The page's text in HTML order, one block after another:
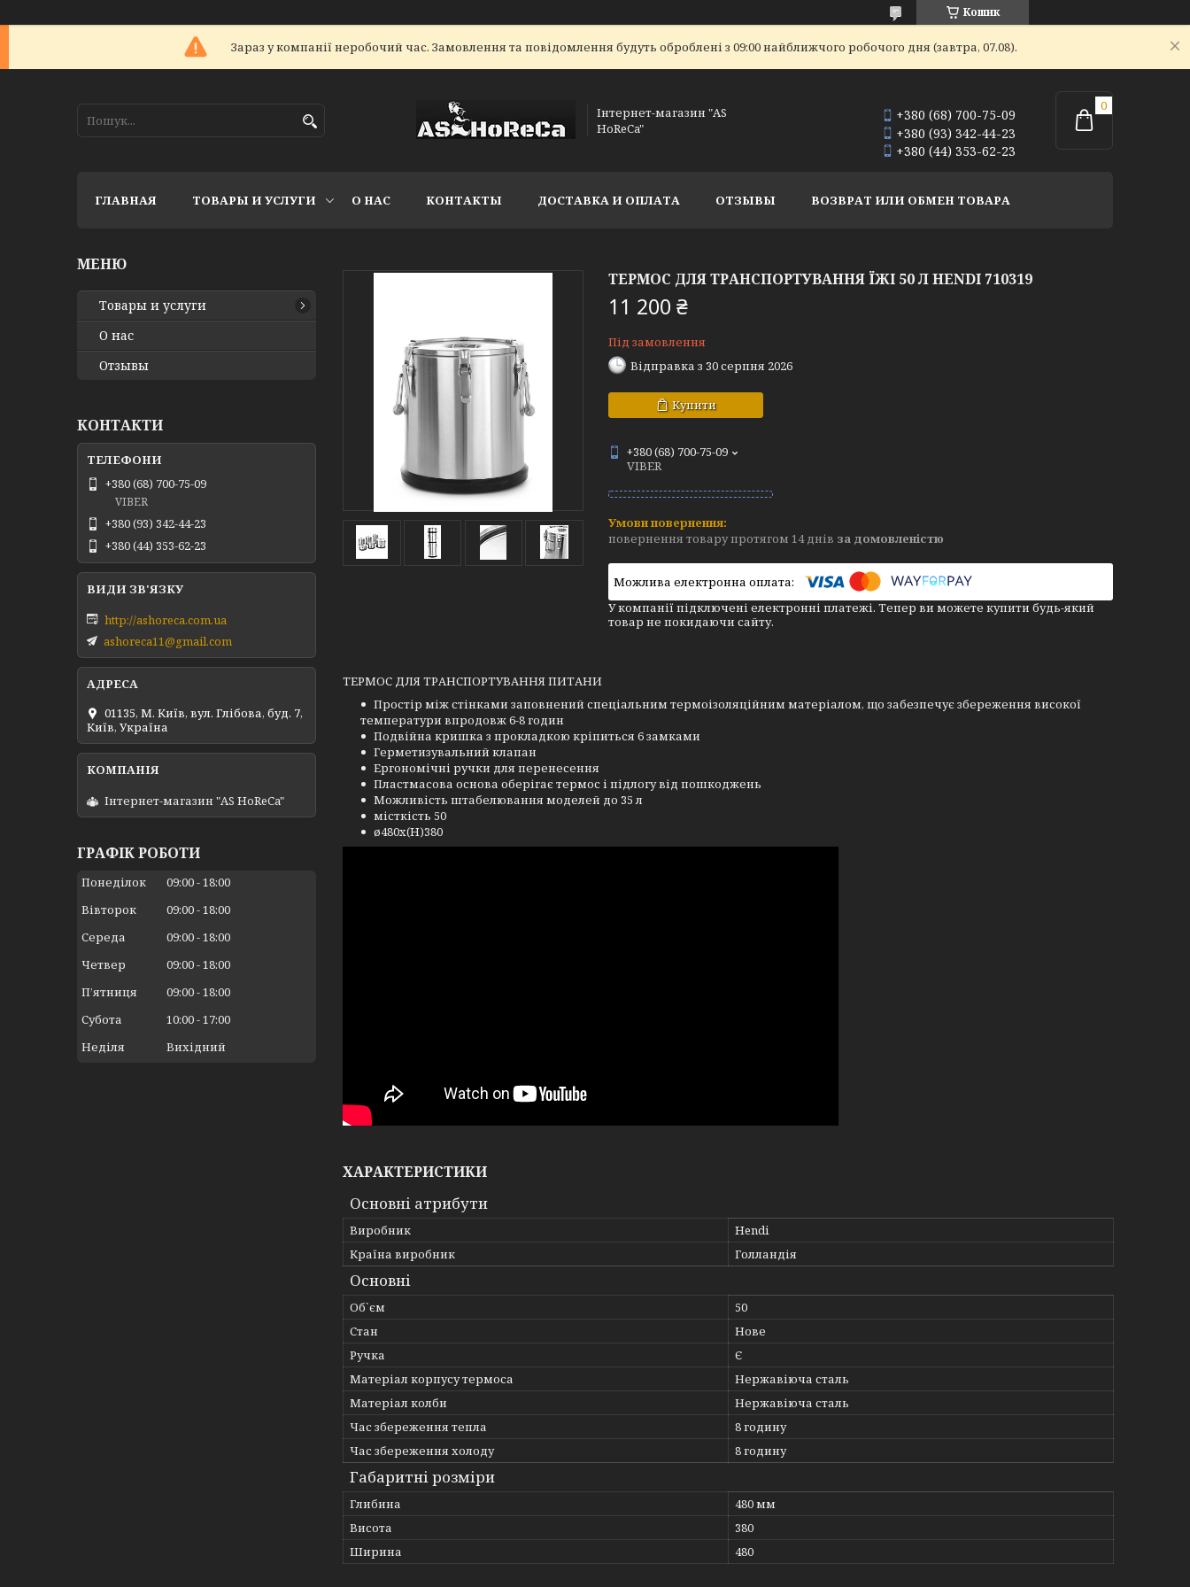
Кошик
Зараз у компанії неробочий час. Замовлення та повідомлення будуть оброблені з 09:00 найближчого робочого дня (завтра, 07.08).
Інтернет-магазин "AS
HoReCa"
+380 (68) 700-75-09
+380 (93) 342-44-23
+380 (44) 353-62-23
ГЛАВНАЯ ТОВАРЫ И УСЛУГИ О НАС КОНТАКТЫ ДОСТАВКА И ОПЛАТА ОТЗЫВЫ ВОЗВРАТ ИЛИ ОБМЕН ТОВАРА
ТЕРМОС ДЛЯ ТРАНСПОРТУВАННЯ ЇЖІ 50 Л HENDI 710319
11 200 ₴
Під замовлення
Відправка з 30 серпня 2026
Купити
+380 (68) 700-75-09
VIBER
повернення товару протягом 14 днів за домовленістю
У компанії підключені електронні платежі. Тепер ви можете купити будь-який
товар не покидаючи сайту.
ТЕРМОС ДЛЯ ТРАНСПОРТУВАННЯ ПИТАНИ
Простір між стінками заповнений спеціальним термоізоляційним матеріалом, що забезпечує збереження високої
температури впродовж 6-8 годин
Подвійна кришка з прокладкою кріпиться 6 замками
Герметизувальний клапан
Ергономічні ручки для перенесення
Пластмасова основа оберігає термос і підлогу від пошкоджень
Можливість штабелювання моделей до 35 л
місткість 50
ø480x(H)380
ХАРАКТЕРИСТИКИ
Основні атрибути
Виробник
Hendi
Країна виробник
Голландія
Основні
Об`єм
50
Стан
Нове
Ручка
Є
Матеріал корпусу термоса
Нержавіюча сталь
Матеріал колби
Нержавіюча сталь
Час збереження тепла
8 годину
Час збереження холоду
8 годину
Габаритні розміри
Глибина
480 мм
Висота
380
Ширина
480
Товары и услуги
О нас
Отзывы
КОНТАКТИ
+380 (68) 700-75-09
VIBER
+380 (93) 342-44-23
+380 (44) 353-62-23
http://ashoreca.com.ua
ashoreca11@gmail.com
01135, М. Київ, вул. Глібова, буд. 7,
Київ, Україна
Інтернет-магазин "AS HoReCa"
ГРАФІК РОБОТИ
Понеділок 09:00 18:00
Вівторок
09:00 18:00
Середа
09:00 18:00
Четвер
09:00 18:00
Пʼятниця
09:00 18:00
Субота
10:00 17:00
Неділя
Вихідний